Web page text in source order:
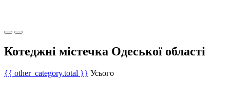
Котеджні містечка Одеської області
{{ other_category.total }} Усього